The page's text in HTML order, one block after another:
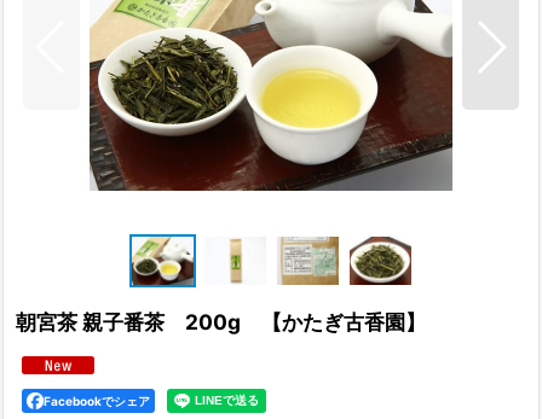
朝宮茶 親子番茶 200g 【かたぎ古香園】
Facebookでシェア